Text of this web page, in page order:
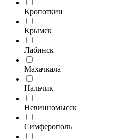
Кропоткин
Крымск
Лабинск
Махачкала
Нальчик
Невинномысск
Симферополь